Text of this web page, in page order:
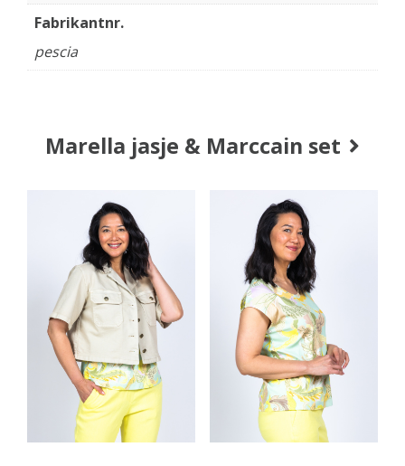
Fabrikantnr.
pescia
Marella jasje & Marccain set